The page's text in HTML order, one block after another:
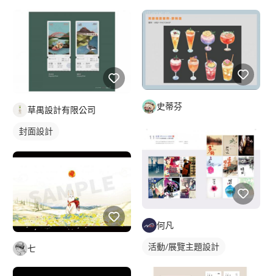
草禺設計有限公司
封面設計
七
史蒂芬
何凡
活動/展覽主題設計